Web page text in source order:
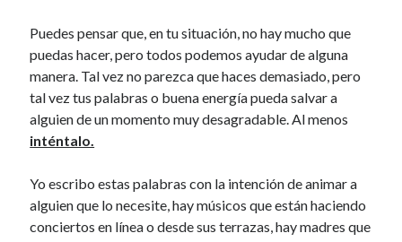
Puedes pensar que, en tu situación, no hay mucho que
puedas hacer, pero todos podemos ayudar de alguna
manera. Tal vez no parezca que haces demasiado, pero
tal vez tus palabras o buena energía pueda salvar a
alguien de un momento muy desagradable. Al menos
inténtalo.
Yo escribo estas palabras con la intención de animar a
alguien que lo necesite, hay músicos que están haciendo
conciertos en línea o desde sus terrazas, hay madres que